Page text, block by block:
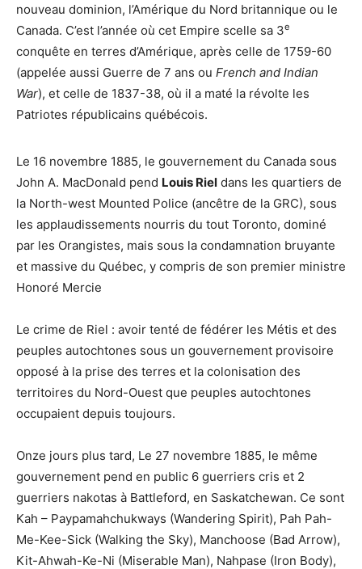
nouveau dominion, l’Amérique du Nord britannique ou le
Canada. C’est l’année où cet Empire scelle sa 3e
conquête en terres d’Amérique, après celle de 1759-60
(appelée aussi Guerre de 7 ans ou French and Indian
War), et celle de 1837-38, où il a maté la révolte les
Patriotes républicains québécois.
Le 16 novembre 1885, le gouvernement du Canada sous
John A. MacDonald pend Louis Riel dans les quartiers de
la North-west Mounted Police (ancêtre de la GRC), sous
les applaudissements nourris du tout Toronto, dominé
par les Orangistes, mais sous la condamnation bruyante
et massive du Québec, y compris de son premier ministre
Honoré Mercie
Le crime de Riel : avoir tenté de fédérer les Métis et des
peuples autochtones sous un gouvernement provisoire
opposé à la prise des terres et la colonisation des
territoires du Nord-Ouest que peuples autochtones
occupaient depuis toujours.
Onze jours plus tard, Le 27 novembre 1885, le même
gouvernement pend en public 6 guerriers cris et 2
guerriers nakotas à Battleford, en Saskatchewan. Ce sont
Kah – Paypamahchukways (Wandering Spirit), Pah Pah-
Me-Kee-Sick (Walking the Sky), Manchoose (Bad Arrow),
Kit-Ahwah-Ke-Ni (Miserable Man), Nahpase (Iron Body),